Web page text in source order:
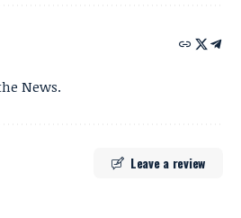
News.
Leave a review